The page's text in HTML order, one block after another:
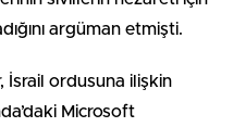
argüman etmişti.
İsrail ordusuna ilişkin
Microsoft